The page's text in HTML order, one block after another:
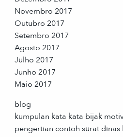
Novembro 2017
Outubro 2017
Setembro 2017
Agosto 2017
Julho 2017
Junho 2017
Maio 2017
blog
kumpulan kata kata bijak
pengertian contoh surat dinas